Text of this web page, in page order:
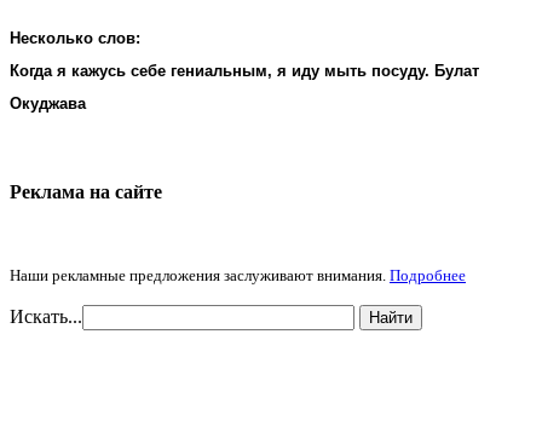
Несколько слов:
Когда я кажусь себе гениальным, я иду мыть посуду. Булат
Окуджава
Реклама на cайте
Наши рекламные предложения заслуживают внимания. Подробнее
Искать... Найти